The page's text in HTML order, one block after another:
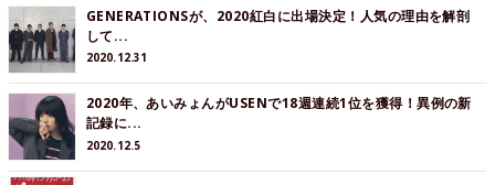
GENERATIONSが、2020紅白に出場決定！人気の理由を解剖
して...
2020.12.31
2020年、あいみょんがUSENで18週連続1位を獲得！異例の新
記録に...
2020.12.5